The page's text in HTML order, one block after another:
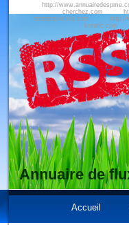
http://
cherchez.com
referencement.com
http://
kreatic.com
Annuaire de
Accueil